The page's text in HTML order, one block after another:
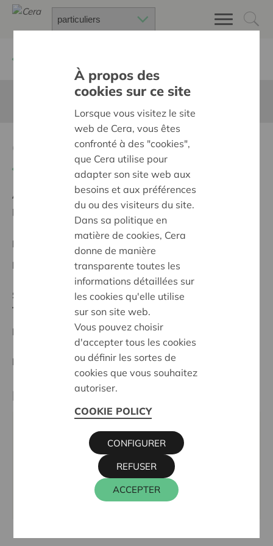
CENTUUR | kunst verbindt
Ambition:
Des quartiers chaleureux et bienveillants
pour tous
Projet régional
Date de début:13/05/2024
Statut:
Tielt-Torhout
Date de décision:13/05/2024
Décision: Approuvé
Partenaire
DAVIDSFONDS MEULEBEKE, JAN DE BEERSTRAAT
051 48 52 79
dfmeulebeke@gmail.com
www.meulebeke.davidsfonds.be
À propos des
cookies sur ce site
Lorsque vous visitez le site
web de Cera, vous êtes
confronté à des "cookies",
que Cera utilise pour
adapter son site web aux
besoins et aux préférences
du ou des visiteurs du site.
Dans sa politique en
matière de cookies, Cera
donne de manière
transparente toutes les
informations détaillées sur
les cookies qu'elle utilise
sur son site web.
Vous pouvez choisir
d'accepter tous les cookies
ou définir les sortes de
cookies que vous souhaitez
autoriser.
COOKIE POLICY
ACCEPTER
REFUSER
CONFIGURER